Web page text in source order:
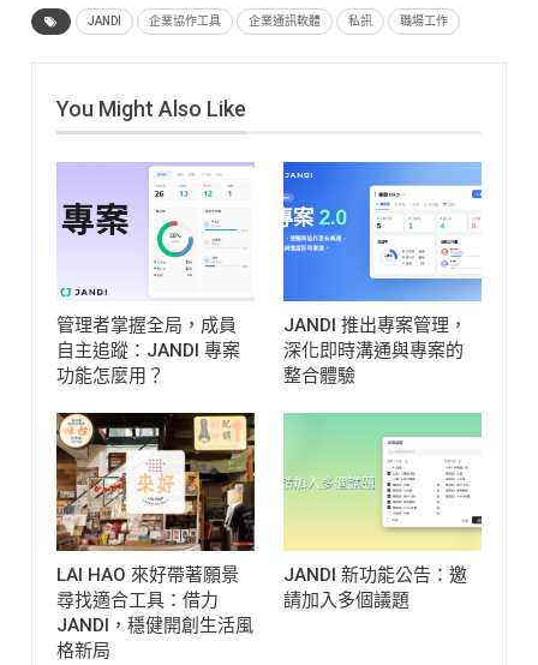
JANDI 企業協作工具 企業通訊軟體 私訊 職場工作
You Might Also Like
管理者掌握全局，成員
自主追蹤：JANDI 專案
功能怎麼用？
JANDI 推出專案管理，
深化即時溝通與專案的
整合體驗
LAI HAO 來好帶著願景
尋找適合工具：借力
JANDI，穩健開創生活風
格新局
JANDI 新功能公告：邀
請加入多個議題